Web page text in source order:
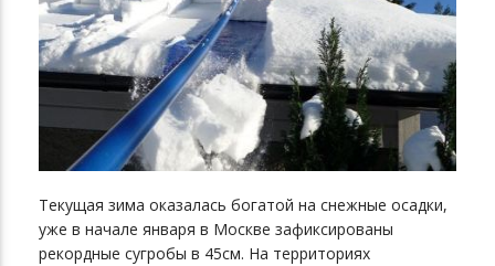
Текущая зима оказалась богатой на снежные осадки,
уже в начале января в Москве зафиксированы
рекордные сугробы в 45см. На территориях